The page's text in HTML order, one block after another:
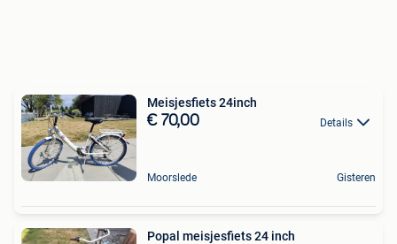
Meisjesfiets 24inch
€ 70,00 Details
Moorslede Gisteren
Popal meisjesfiets 24 inch